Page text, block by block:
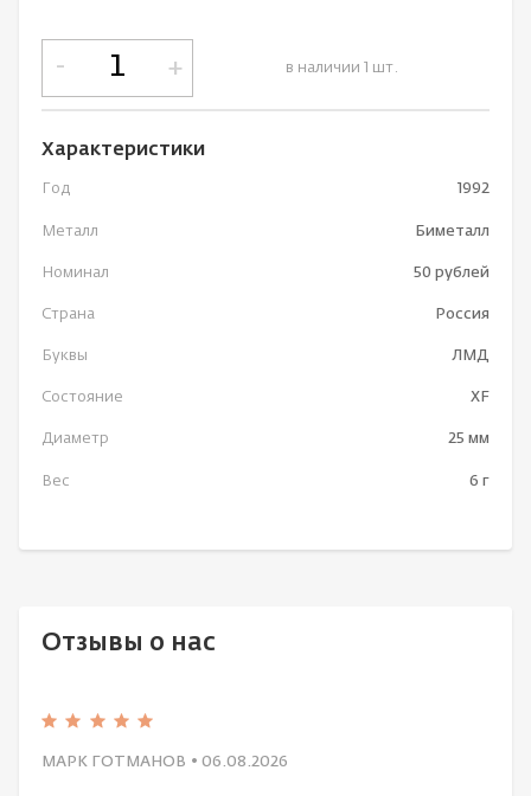
в наличии 1 шт.
- +
Характеристики
Год 1992
Металл Биметалл
Номинал 50 рублей
Страна Россия
Буквы ЛМД
Состояние XF
Диаметр 25 мм
Вес 6 г
Отзывы о нас
МАРК ГОТМАНОВ • 06.08.2026